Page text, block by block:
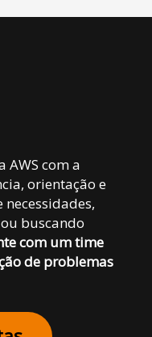
AWS com a
orientação e
buscando
com um time
de problemas